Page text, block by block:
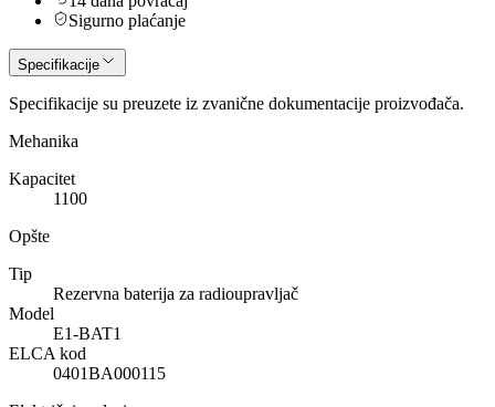
Sigurno plaćanje
Specifikacije
Specifikacije su preuzete iz zvanične dokumentacije proizvođača.
Mehanika
Kapacitet
1100
Opšte
Tip
Rezervna baterija za radioupravljač
Model
E1-BAT1
ELCA kod
0401BA000115